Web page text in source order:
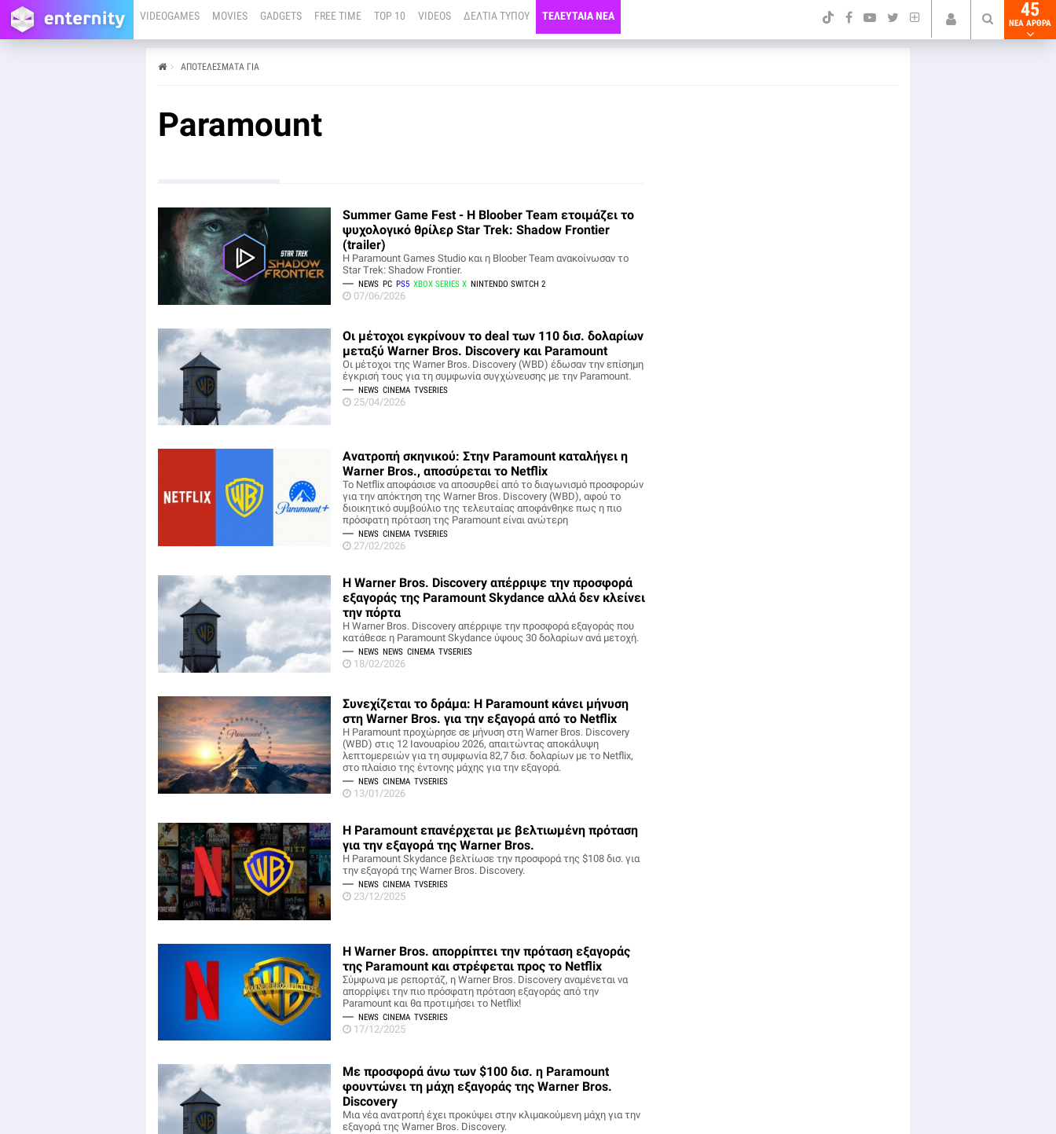
VIDEOGAMES MOVIES GADGETS FREE TIME TOP 10 VIDEOS ΔΕΛΤΙΑ ΤΥΠΟΥ ΤΕΛΕΥΤΑΙΑ ΝΕΑ 45
NEA ΑΡΘΡΑ
ΑΠΟΤΕΛΕΣΜΑΤΑ ΓΙΑ
Paramount
Summer Game Fest - Η Bloober Team ετοιμάζει το
ψυχολογικό θρίλερ Star Trek: Shadow Frontier
(trailer)
Η Paramount Games Studio και η Bloober Team ανακοίνωσαν το
Star Trek: Shadow Frontier.
NEWS PC PS5 XBOX SERIES X NINTENDO SWITCH 2
07/06/2026
Οι μέτοχοι εγκρίνουν το deal των 110 δισ. δολαρίων
μεταξύ Warner Bros. Discovery και Paramount
Οι μέτοχοι της Warner Bros. Discovery (WBD) έδωσαν την επίσημη
έγκρισή τους για τη συμφωνία συγχώνευσης με την Paramount.
NEWS CINEMA TVSERIES
25/04/2026
Ανατροπή σκηνικού: Στην Paramount καταλήγει η
Warner Bros., αποσύρεται το Netflix
Το Netflix αποφάσισε να αποσυρθεί από το διαγωνισμό προσφορών
για την απόκτηση της Warner Bros. Discovery (WBD), αφού το
διοικητικό συμβούλιο της τελευταίας αποφάνθηκε πως η πιο
πρόσφατη πρόταση της Paramount είναι ανώτερη
NEWS CINEMA TVSERIES
27/02/2026
Η Warner Bros. Discovery απέρριψε την προσφορά
εξαγοράς της Paramount Skydance αλλά δεν κλείνει
την πόρτα
Η Warner Bros. Discovery απέρριψε την προσφορά εξαγοράς που
κατάθεσε η Paramount Skydance ύψους 30 δολαρίων ανά μετοχή.
NEWS NEWS CINEMA TVSERIES
18/02/2026
Συνεχίζεται το δράμα: Η Paramount κάνει μήνυση
στη Warner Bros. για την εξαγορά από το Netflix
Η Paramount προχώρησε σε μήνυση στη Warner Bros. Discovery
(WBD) στις 12 Ιανουαρίου 2026, απαιτώντας αποκάλυψη
λεπτομερειών για τη συμφωνία 82,7 δισ. δολαρίων με το Netflix,
στο πλαίσιο της έντονης μάχης για την εξαγορά.
NEWS CINEMA TVSERIES
13/01/2026
Η Paramount επανέρχεται με βελτιωμένη πρόταση
για την εξαγορά της Warner Bros.
Η Paramount Skydance βελτίωσε την προσφορά της $108 δισ. για
την εξαγορά της Warner Bros. Discovery.
NEWS CINEMA TVSERIES
23/12/2025
Η Warner Bros. απορρίπτει την πρόταση εξαγοράς
της Paramount και στρέφεται προς το Netflix
Σύμφωνα με ρεπορτάζ, η Warner Bros. Discovery αναμένεται να
απορρίψει την πιο πρόσφατη πρόταση εξαγοράς από την
Paramount και θα προτιμήσει το Netflix!
NEWS CINEMA TVSERIES
17/12/2025
Με προσφορά άνω των $100 δισ. η Paramount
φουντώνει τη μάχη εξαγοράς της Warner Bros.
Discovery
Μια νέα ανατροπή έχει προκύψει στην κλιμακούμενη μάχη για την
εξαγορά της Warner Bros. Discovery.